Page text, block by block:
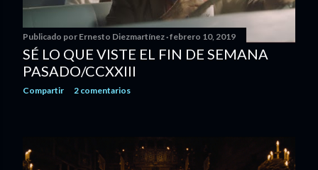
Publicado por Ernesto Diezmartínez febrero 10, 2019
SÉ LO QUE VISTE EL FIN DE SEMANA
PASADO/CCXXIII
Compartir 2 comentarios